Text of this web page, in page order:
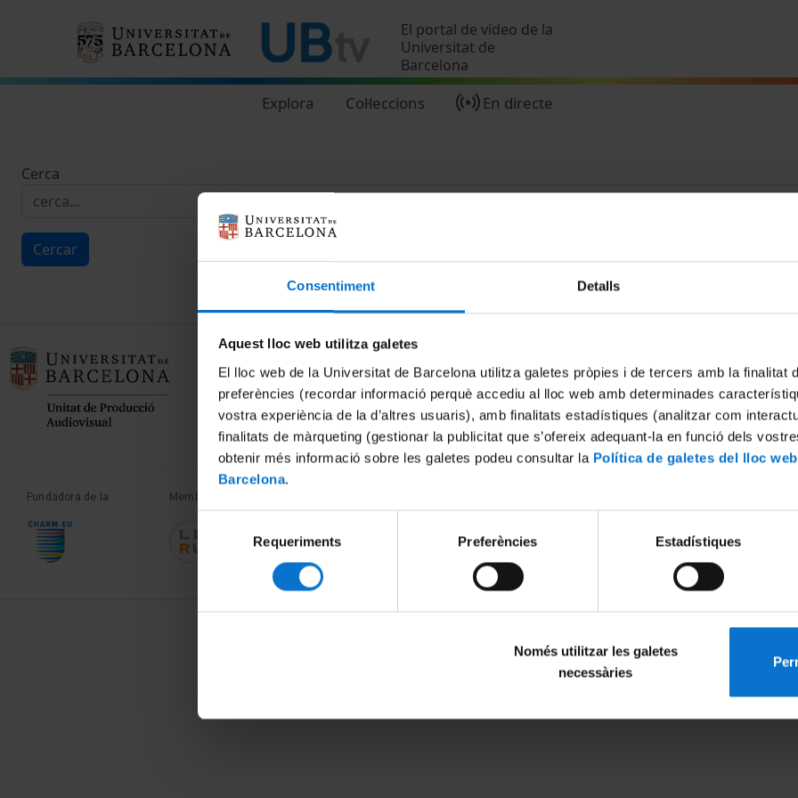
Consentiment Detalls
Aquest lloc web utilitza galetes
El lloc web de la Universitat de Barcelona utilitza galetes pròpies i de tercers amb la finalitat
preferències (recordar informació perquè accediu al lloc web amb determinades
vostra experiència de la d’altres usuaris), amb finalitats estadístiques (analitzar com
finalitats de màrqueting (gestionar la publicitat que s’ofereix adequant-la en funció dels
obtenir més informació sobre les galetes podeu consultar la Política de galetes del lloc
Barcelona.
consentiment
Requeriments Preferències Estadístiques
Només utilitzar les galetes
necessàries
El portal de vídeo de la
Universitat de
Barcelona
Explora Col·leccions En directe
Cerca
Cercar
Galetes
Sobre UBtv
Fundadora de la Membre de la